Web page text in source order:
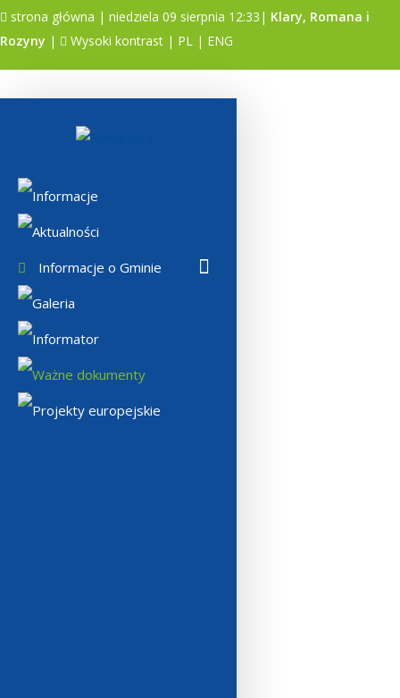
strona główna | niedziela 09 sierpnia 12:33| Klary, Romana i
Rozyny | Wysoki kontrast | PL | ENG
Informacje
Aktualności
Informacje o Gminie
Galeria
Informator
Ważne dokumenty
Projekty europejskie